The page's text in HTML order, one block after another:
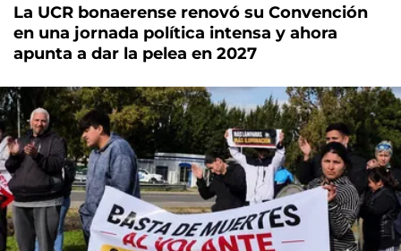
La UCR bonaerense renovó su Convención
en una jornada política intensa y ahora
apunta a dar la pelea en 2027